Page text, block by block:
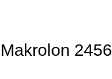
Makrolon 2456